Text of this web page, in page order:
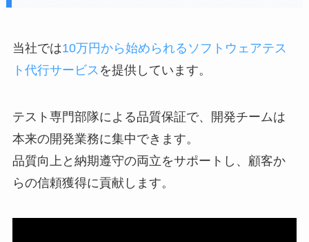
当社では10万円から始められるソフトウェアテス
ト代行サービス を提供しています。
テスト専門部隊による品質保証で、開発チームは
本来の開発業務に集中できます。
品質向上と納期遵守の両立をサポートし、顧客か
らの信頼獲得に貢献します。